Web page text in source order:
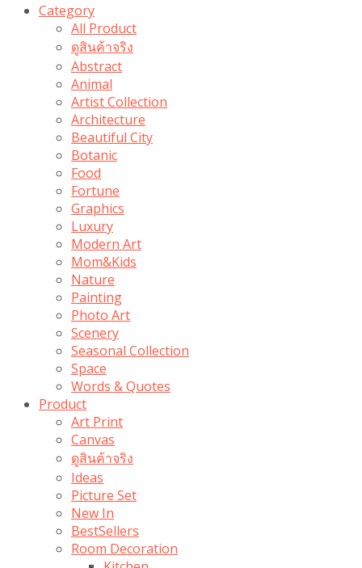
Category
All Product
ดูสินค้าจริง
Abstract
Animal
Artist Collection
Architecture
Beautiful City
Botanic
Food
Fortune
Graphics
Luxury
Modern Art
Mom&Kids
Nature
Painting
Photo Art
Scenery
Seasonal Collection
Space
Words & Quotes
Product
Art Print
Canvas
ดูสินค้าจริง
Ideas
Picture Set
New In
BestSellers
Room Decoration